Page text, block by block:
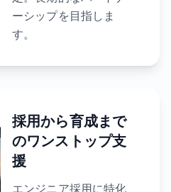
ーシップを目指しま
す。
採用から育成まで
のワンストップ支
援
エンジニア採用に特化